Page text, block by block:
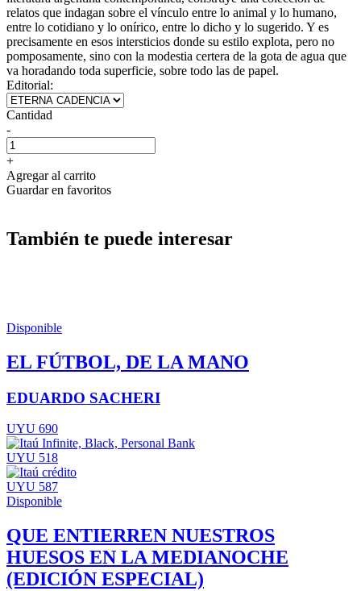
relatos que indagan sobre el vínculo entre lo animal y lo humano,
entre lo cotidiano y lo onírico, entre lo dicho y lo sugerido. Y es
precisamente en esos intersticios donde su estilo explota, pero no
pomposamente, sino con la modestia certera de la gota de agua que
va horadando toda superficie, sobre todo las de papel.
Editorial:
Cantidad
-
+
Agregar al carrito
Guardar en favoritos
También te puede interesar
Disponible
EL FÚTBOL, DE LA MANO
EDUARDO SACHERI
UYU 690
UYU 518
UYU 587
Disponible
QUE ENTIERREN NUESTROS
HUESOS EN LA MEDIANOCHE
(EDICIÓN ESPECIAL)